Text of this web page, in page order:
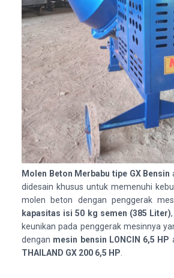
Molen Beton Merbabu tipe GX Bensin
didesain khusus untuk memenuhi
molen beton dengan penggerak
kapasitas isi 50 kg semen (385 Liter)
keunikan pada penggerak mesinnya
dengan mesin bensin LONCIN 6,5 HP
THAILAND GX 200 6,5 HP